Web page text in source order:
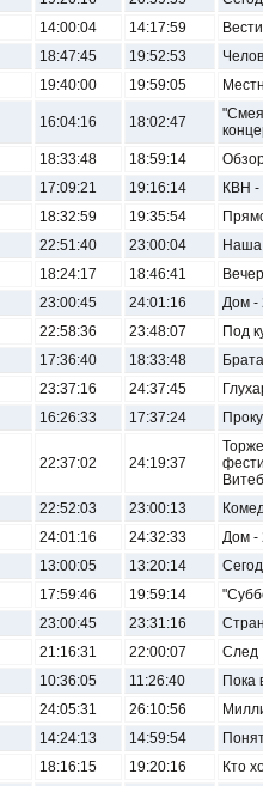
14:00:04 14:17:59
18:47:45 19:52:53
19:40:00 19:59:05
16:04:16 18:02:47
18:33:48 18:59:14
17:09:21 19:16:14
КВН -
18:32:59 19:35:54
22:51:40 23:00:04
Наша
18:24:17 18:46:41
23:00:45 24:01:16
Дом -
22:58:36 23:48:07
Под
17:36:40 18:33:48
23:37:16 24:37:45
16:26:33 17:37:24
22:37:02 24:19:37
22:52:03 23:00:13
24:01:16 24:32:33
Дом -
13:00:05 13:20:14
17:59:46 19:59:14
23:00:45 23:31:16
21:16:31 22:00:07
След
10:36:05 11:26:40
Пока
24:05:31 26:10:56
14:24:13 14:59:54
18:16:15 19:20:16
Кто